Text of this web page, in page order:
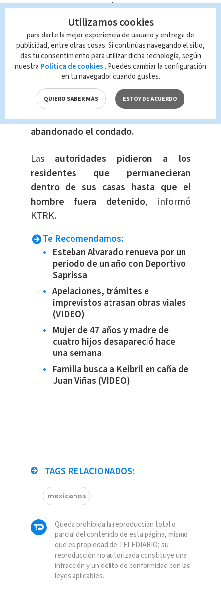
en ese momento.
Dijo que las autoridades creen que
saben quién es el atacante,a quien
describieron como oriundo de México.
La oficina del sheriff informó más
tardeen su página de Facebook que
se creía que el tirador había
abandonado el condado.
Las autoridades pidieron a los
residentes que permanecieran
dentro de sus casas hasta que el
hombre fuera detenido, informó
KTRK.
Te Recomendamos:
Esteban Alvarado renueva por un
periodo de un año con Deportivo
Saprissa
Apelaciones, trámites e
imprevistos atrasan obras viales
(VIDEO)
Mujer de 47 años y madre de
cuatro hijos desapareció hace
una semana
Familia busca a Keibril en caña de
Juan Viñas (VIDEO)
TAGS RELACIONADOS:
mexicanos
Queda prohibida la reproducción total o
parcial del contenido de esta página, mismo
que es propiedad de TELEDIARIO; su
reproducción no autorizada constituye una
infracción y un delito de conformidad con las
leyes aplicables.
Utilizamos cookies
para darte la mejor experiencia de usuario y entrega de
publicidad, entre otras cosas. Si continúas navegando el sitio,
das tu consentimiento para utilizar dicha tecnología, según
nuestra Política de cookies . Puedes cambiar la configuración
en tu navegador cuando gustes.
QUIERO SABER MÁS ESTOY DE ACUERDO